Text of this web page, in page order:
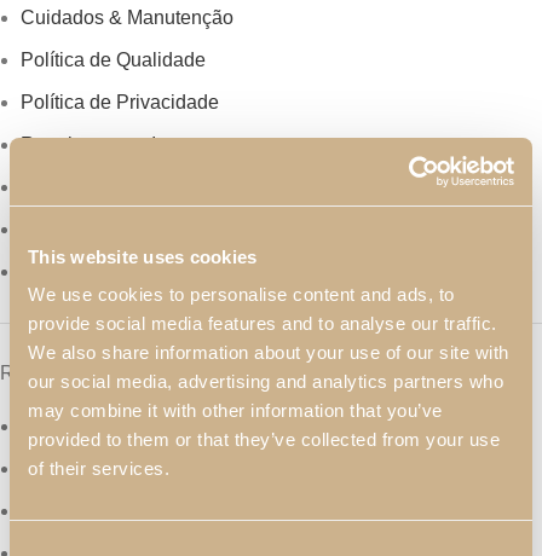
This website uses cookies
We use cookies to personalise content and ads, to
provide social media features and to analyse our traffic.
We also share information about your use of our site with
our social media, advertising and analytics partners who
may combine it with other information that you’ve
provided to them or that they’ve collected from your use
of their services.
Cuidados & Manutenção
Política de Qualidade
Política de Privacidade
Regulamentos Internos
Redes Sociais
Facebook
Instagram